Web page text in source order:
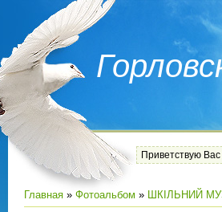
Приветствую Вас
Главная » Фотоальбом » ШКІЛЬНИЙ